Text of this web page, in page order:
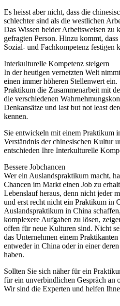
Es heisst aber nicht, dass die
schlechter sind als die westlichen
Das Wissen beider Arbeitsweisen zu
gefragten Person. Hinzu kommt,
Sozial- und Fachkompetenz festigen
Interkulturelle Kompetenz steigern
In der heutigen vernetzten Welt
einen immer höheren Stellenwert ein.
Praktikum die Zusammenarbeit mit
die verschiedenen
Denkansätze und last but not least
kennen.
Sie entwickeln mit einem Praktikum
Verständnis der chinesischen Kultur
entschieden Ihre Interkulturelle
Bessere Jobchancen
Wer ein Auslandspraktikum macht,
Chancen im Markt einen Job zu
Lebenslauf heraus, denn nicht jeder
und erst recht nicht ein Praktikum in
Auslandspraktikum in China
komplexere Aufgaben zu lösen,
offen für neue Kulturen sind. Nicht
das Unternehmen einem
entweder in China oder in einer
haben.
Sollten Sie sich näher für ein
für ein unverbindlichen Gespräch an
Wir sind die Experten und helfen